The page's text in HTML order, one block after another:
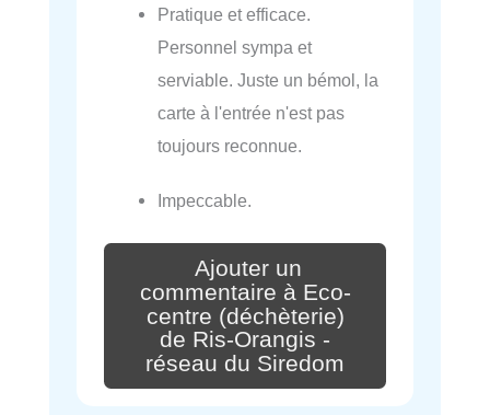
Pratique et efficace.
Personnel sympa et
serviable. Juste un bémol, la
carte à l'entrée n'est pas
toujours reconnue.
Impeccable.
Ajouter un
commentaire à Eco-
centre (déchèterie)
de Ris-Orangis -
réseau du Siredom